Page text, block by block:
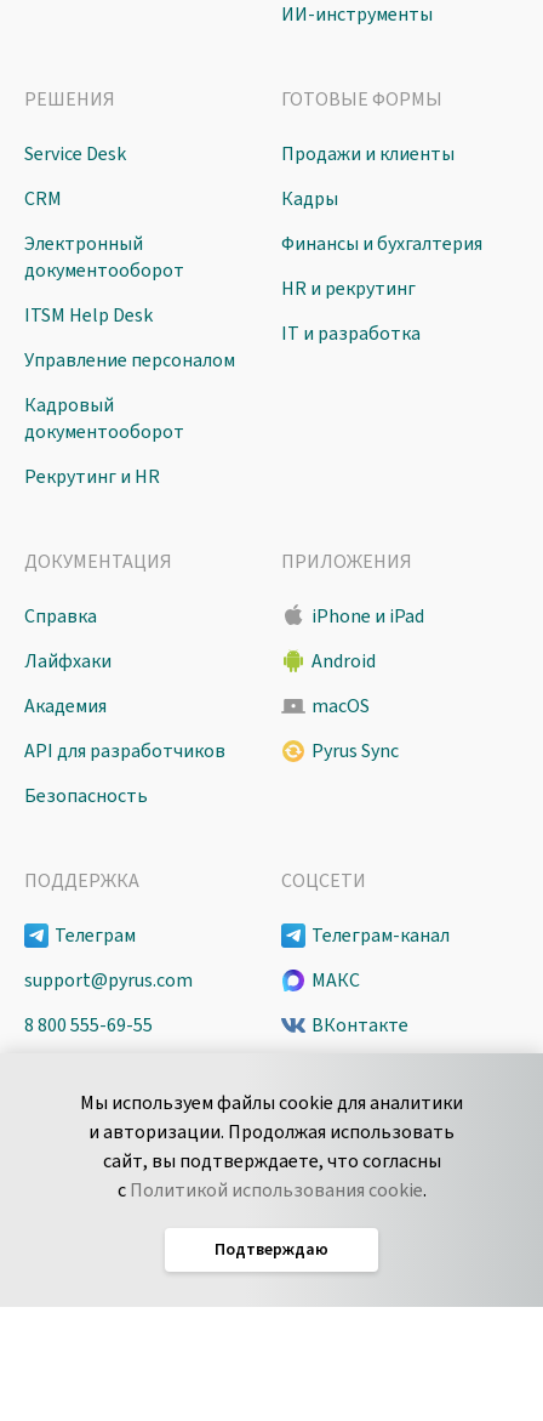
Мы используем файлы cookie для аналитики
и авторизации. Продолжая использовать
сайт, вы подтверждаете, что согласны
сПолитикой использования cookie.
Подтверждаю
ИИ-инструменты
РЕШЕНИЯ
Service Desk
CRM
Электронный
документооборот
ITSM Help Desk
Управление персоналом
Кадровый
документооборот
Рекрутинг и HR
ГОТОВЫЕ ФОРМЫ
Продажи и клиенты
Кадры
Финансы и бухгалтерия
HR и рекрутинг
IT и разработка
ДОКУМЕНТАЦИЯ
Справка
Лайфхаки
Академия
API для разработчиков
Безопасность
ПРИЛОЖЕНИЯ
iPhone и iPad
Android
macOS
Pyrus Sync
ПОДДЕРЖКА
Телеграм
support@pyrus.com
8 800 555-69-55
пн-пт с 9 до 18 часов (Мск)
Сообщить об
уязвимости
СОЦСЕТИ
Телеграм-канал
МАКС
ВКонтакте
Spark
Дзен
Соглашение об обработке данных